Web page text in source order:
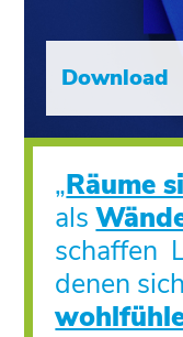
Download
„Räume
als
schaffen
denen